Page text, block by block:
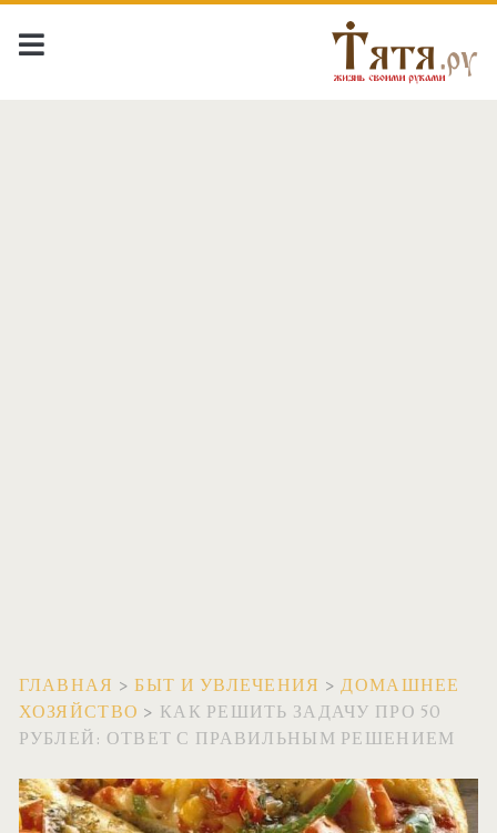
ГЛАВНАЯ >БЫТ И УВЛЕЧЕНИЯ >ДОМАШНЕЕ
ХОЗЯЙСТВО > КАК РЕШИТЬ ЗАДАЧУ ПРО 50
РУБЛЕЙ: ОТВЕТ С ПРАВИЛЬНЫМ РЕШЕНИЕМ